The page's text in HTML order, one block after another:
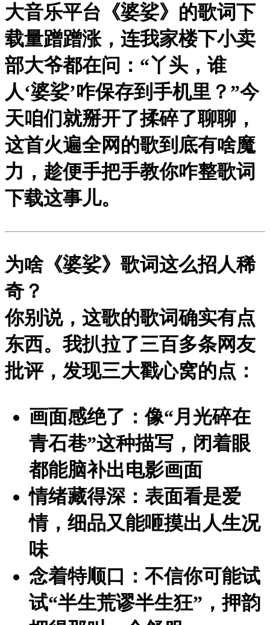
大音乐平台《婆娑》的歌词下
载量蹭蹭涨，连我家楼下小卖
部大爷都在问：“丫头，谁
人‘婆娑’咋保存到手机里？”今
天咱们就掰开了揉碎了聊聊，
这首火遍全网的歌到底有啥魔
力，趁便手把手教你咋整歌词
下载这事儿。
为啥《婆娑》歌词这么招人稀
奇？
你别说，这歌的歌词确实有点
东西。我扒拉了三百多条网友
批评，发现三大戳心窝的点：
画面感绝了 ：像“月光碎在
青石巷”这种描写，闭着眼
都能脑补出电影画面
情绪藏得深：表面看是爱
情，细品又能咂摸出人生况
味
念着特顺口 ：不信你可能试
试“半生荒谬半生狂”，押韵